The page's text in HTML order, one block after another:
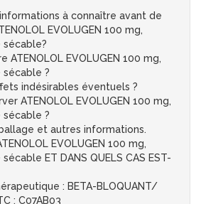
à connaître avant de
EVOLUGEN 100 mg,
ATENOLOL EVOLUGEN 100 mg,
?
indésirables éventuels ?
ATENOLOL EVOLUGEN 100 mg,
?
et autres informations.
EVOLUGEN 100 mg,
ET DANS QUELS CAS EST-
: BETA-BLOQUANT/
: C07AB03